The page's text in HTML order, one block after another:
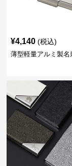
¥4,140 (税込)
薄型軽量アルミ製名